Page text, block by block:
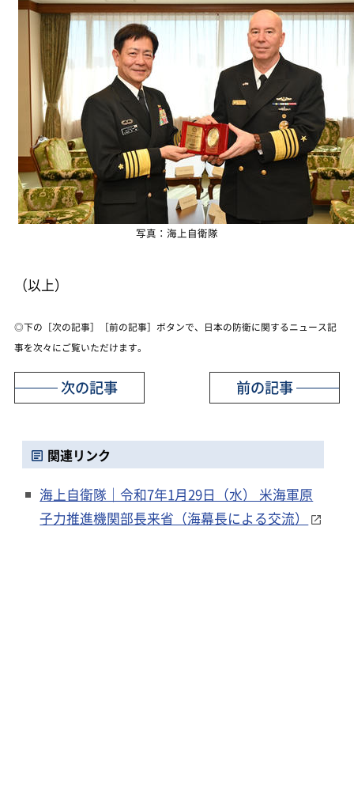
写真：海上自衛隊
（以上）
◎下の［次の記事］［前の記事］ボタンで、日本の防衛に関するニュース記
事を次々にご覧いただけます。
前の記事
次の記事
関連リンク
海上自衛隊｜令和7年1月29日（水） 米海軍原
子力推進機関部長来省（海幕長による交流）